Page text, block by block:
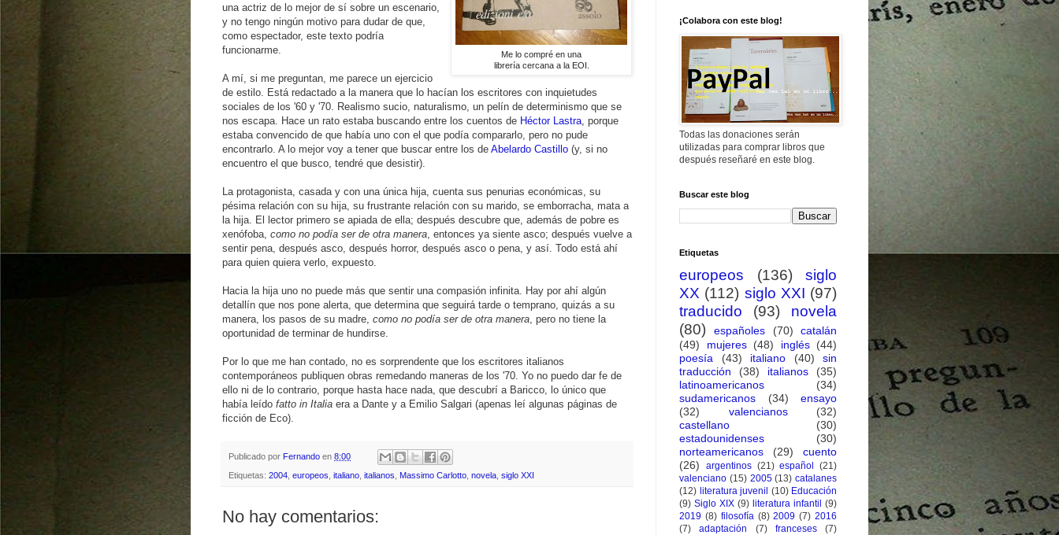
Me lo compré en una
librería cercana a la EOI.
una actriz de lo mejor de sí sobre un escenario,
y no tengo ningún motivo para dudar de que,
como espectador, este texto podría
funcionarme.
A mí, si me preguntan, me parece un ejercicio
de estilo. Está redactado a la manera que lo hacían los escritores con inquietudes
sociales de los '60 y '70. Realismo sucio, naturalismo, un pelín de determinismo que se
nos escapa. Hace un rato estaba buscando entre los cuentos de Héctor Lastra , porque
estaba convencido de que había uno con el que podía compararlo, pero no pude
encontrarlo. A lo mejor voy a tener que buscar entre los de Abelardo Castillo (y, si no
encuentro el que busco, tendré que desistir).
La protagonista, casada y con una única hija, cuenta sus penurias económicas, su
pésima relación con su hija, su frustrante relación con su marido, se emborracha, mata a
la hija. El lector primero se apiada de ella; después descubre que, además de pobre es
xenófoba, como no podía ser de otra manera , entonces ya siente asco; después vuelve a
sentir pena, después asco, después horror, después asco o pena, y así. Todo está ahí
para quien quiera verlo, expuesto.
Hacia la hija uno no puede más que sentir una compasión infinita. Hay por ahí algún
detallín que nos pone alerta, que determina que seguirá tarde o temprano, quizás a su
manera, los pasos de su madre, como no podía ser de otra manera , pero no tiene la
oportunidad de terminar de hundirse.
Por lo que me han contado, no es sorprendente que los escritores italianos
contemporáneos publiquen obras remedando maneras de los '70. Yo no puedo dar fe de
ello ni de lo contrario, porque hasta hace nada, que descubrí a Baricco, lo único que
había leído fatto in Italia era a Dante y a Emilio Salgari (apenas leí algunas páginas de
ficción de Eco).
Publicado por Fernando en 8:00
Etiquetas: 2004 europeos italiano italianos Massimo Carlotto novela siglo XXI
No hay comentarios:
¡Colabora con este blog!
Todas las donaciones serán
utilizadas para comprar libros que
después reseñaré en este blog.
Buscar este blog
Etiquetas
europeos (136)
siglo
XX (112) siglo XXI (97)
traducido
(93)
novela
(80)
españoles (70)
catalán
(49)
mujeres (48) inglés (44)
poesía
(43) italiano (40)
sin
traducción
(38) italianos
(35)
latinoamericanos
(34)
sudamericanos
(34)
ensayo
(32)
valencianos
(32)
castellano
(30)
estadounidenses
(30)
norteamericanos
(29)
cuento
(26)
argentinos (21) español
(21)
valenciano (15) 2005 (13) catalanes
(12) literatura juvenil (10) Educación
(9) Siglo XIX (9) literatura infantil (9)
2019 (8) filosofía (8) 2009 (7) 2016
(7)
adaptación (7) franceses
(7)